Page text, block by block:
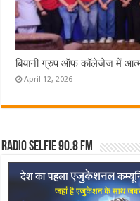
बियानी ग्रुप ऑफ कॉलेजेज में
April 12, 2026
Radio Selfie 90.8 FM